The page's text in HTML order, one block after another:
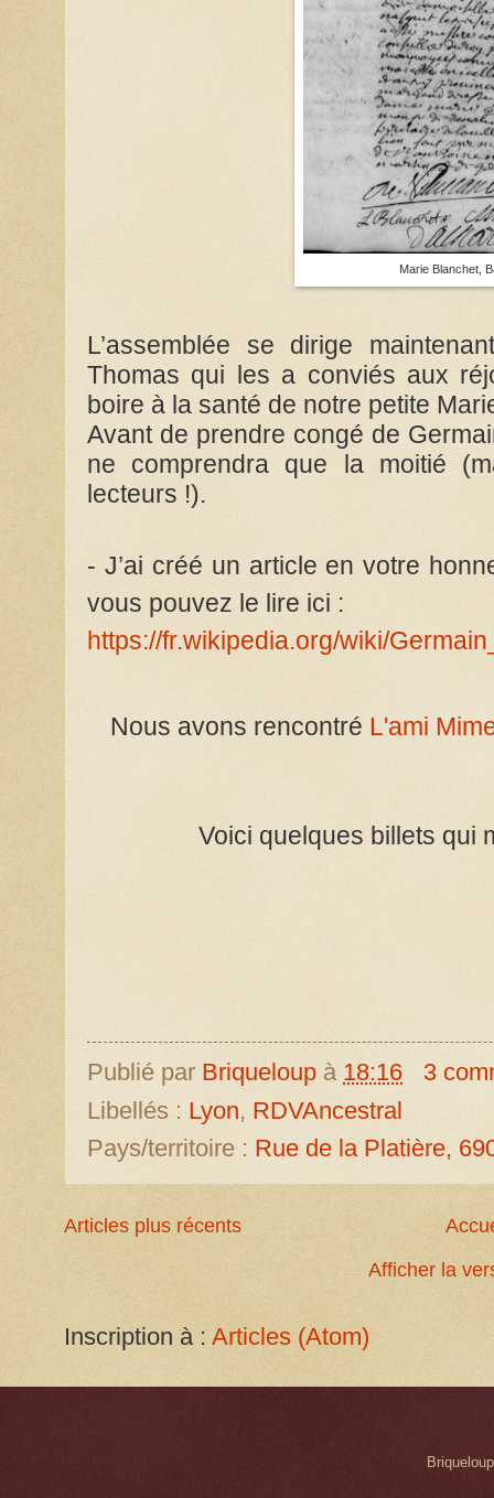
Marie Blanchet,
L’assemblée se dirige
Thomas qui les a conviés aux
boire à la santé de notre petite
Avant de prendre congé de
ne comprendra que la moitié
lecteurs !).
- J’ai créé un article en votre
vous pouvez le lire ici :
https://fr.wikipedia.org/wiki/
Nous avons rencontré L'ami
Voici quelques billets qui
Publié par Briqueloup à 18:16
3
Libellés : Lyon, RDVAncestral
Pays/territoire : Rue de la Platière,
Articles plus récents
Afficher la
Inscription à : Articles (Atom)